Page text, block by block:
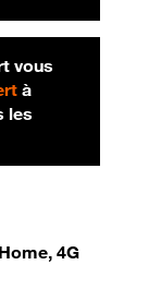
vous
à
les
4G